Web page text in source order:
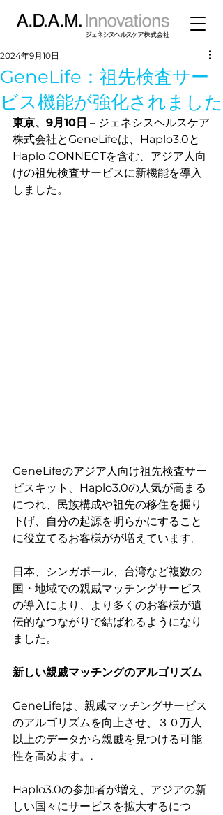
GeneLife：祖先検査サー
ビス機能が強化されました
2024年9月10日
東京、9月10日 – ジェネシスヘルスケア
株式会社とGeneLifeは、Haplo3.0と
Haplo CONNECTを含む、アジア人向
けの祖先検査サービスに新機能を導入
しました。
GeneLifeのアジア人向け祖先検査サー
ビスキット、Haplo3.0の人気が高まる
につれ、民族構成や祖先の移住を掘り
下げ、自分の起源を明らかにすること
に役立てるお客様がが増えています。
日本、シンガポール、台湾など複数の
国・地域での親戚マッチングサービス
の導入により、より多くのお客様が遺
伝的なつながりで結ばれるようになり
ました。
新しい親戚マッチングのアルゴリズム
GeneLifeは、親戚マッチングサービス
のアルゴリズムを向上させ、３０万人
以上のデータから親戚を見つける可能
性を高めます。.
Haplo3.0の参加者が増え、アジアの新
しい国々にサービスを拡大するにつ